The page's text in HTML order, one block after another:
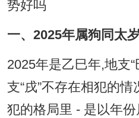
一、2025年属狗同太
2025年是乙巳年,地支
支“戌”不存在相犯的
犯的格局里 - 是以年份